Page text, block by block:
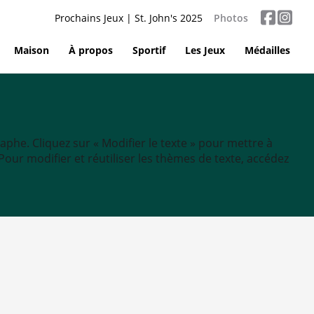
Prochains Jeux | St. John's 2025 Photos
Maison À propos Sportif Les Jeux Médailles
Cliquez sur « Modifier le texte » pour mettre à
modifier et réutiliser les thèmes de texte, accédez